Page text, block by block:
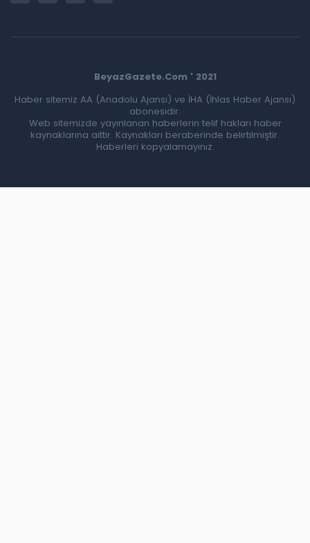
BeyazGazete.Com ' 2021
Haber sitemiz AA (Anadolu Ajansı) ve İHA (İhlas Haber Ajansı)
abonesidir.
Web sitemizde yayınlanan haberlerin telif hakları haber
kaynaklarına aittir. Kaynakları beraberinde belirtilmiştir.
Haberleri kopyalamayınız.